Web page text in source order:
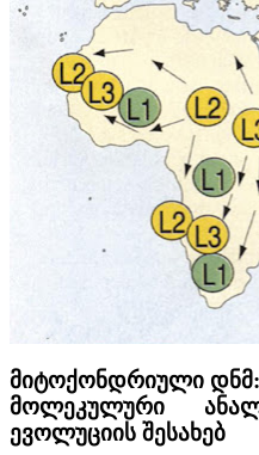
მიტოქონდრიული დნმ:
მოლეკულური
ევოლუციის შესახებ